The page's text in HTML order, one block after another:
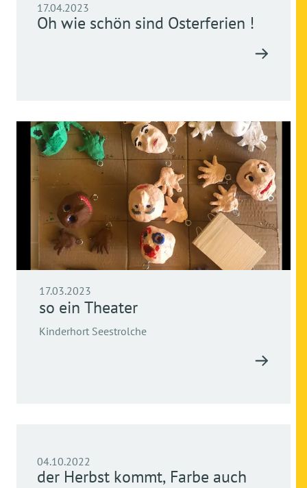
17.04.2023
Oh wie schön sind Osterferien !
17.03.2023
so ein Theater
Kinderhort Seestrolche
04.10.2022
der Herbst kommt, Farbe auch